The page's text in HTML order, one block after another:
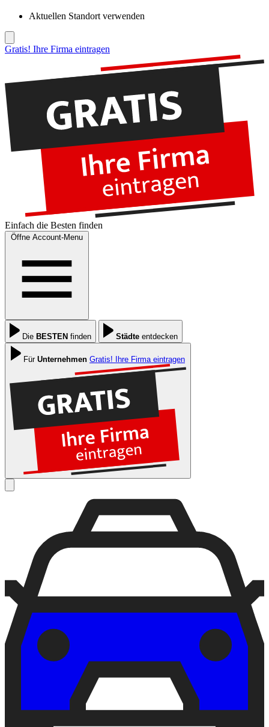
Aktuellen Standort verwenden
Gratis! Ihre Firma eintragen
Einfach die Besten finden
Öffne Account-Menu
Die BESTEN finden Städte entdecken
Für Unternehmen Gratis! Ihre Firma eintragen